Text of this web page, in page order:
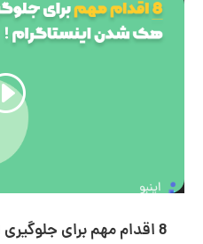
ویدیو
8 اقدام مهم برای جلوگیری از هک شدن اینستاگرام!